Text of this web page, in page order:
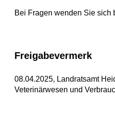
Bei Fragen wenden Sie sich
Freigabevermerk
08.04.2025, Landratsamt
Veterinärwesen und